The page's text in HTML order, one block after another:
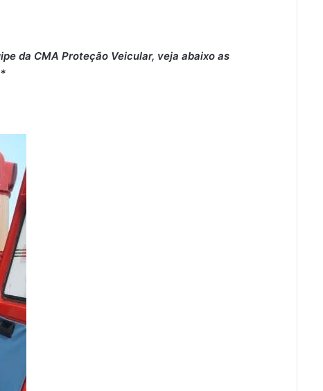
da CMA Proteção Veicular, veja abaixo as